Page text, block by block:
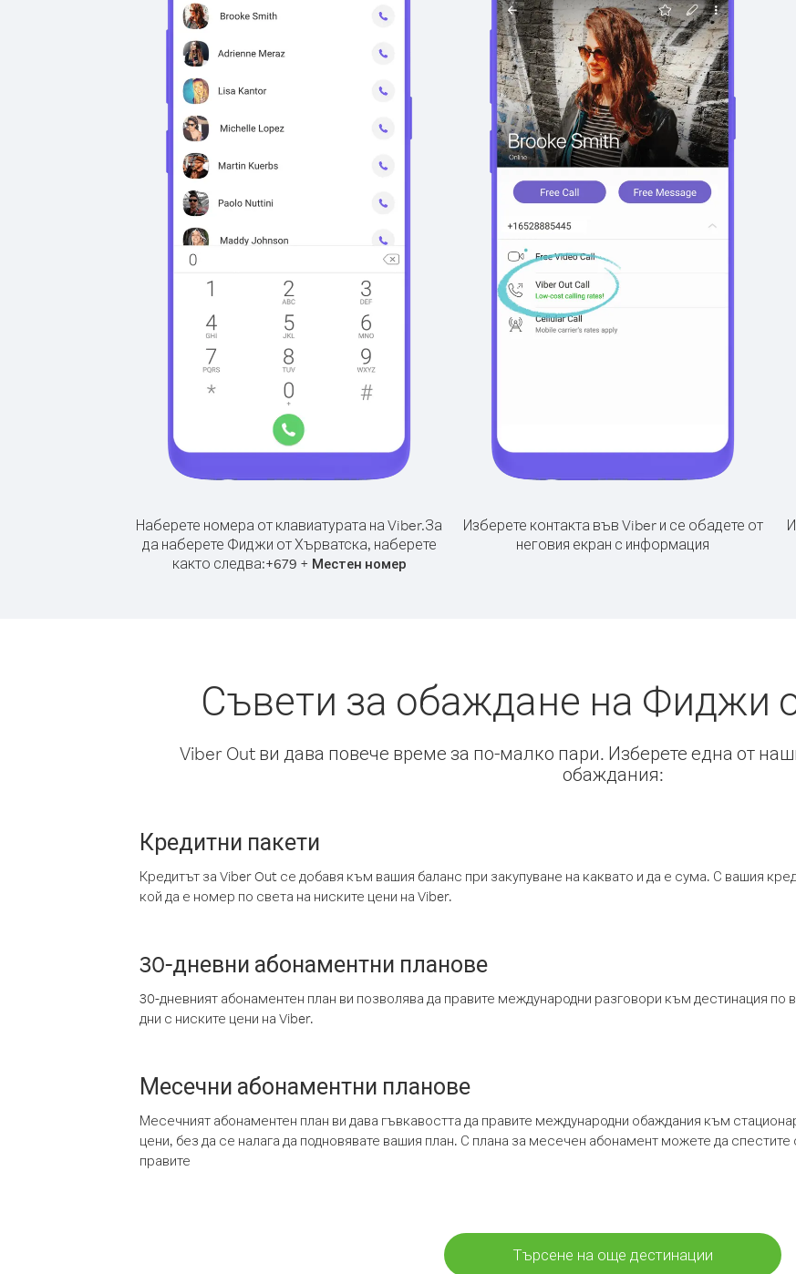
Наберете номера от клавиатурата на Viber.За
да наберете Фиджи от Хърватска, наберете
както следва:+679 + Местен номер
Изберете контакта във Viber и се обадете от
неговия екран с информация
Съвети за обаждане на Фиджи
Viber Out ви дава повече време за по-малко пари. Изберете една от
обаждания:
Кредитни пакети
Кредитът за Viber Out се добавя към вашия баланс при закупуване на каквато и да е сума. С вашия
кой да е номер по света на ниските цени на Viber.
30-дневни абонаментни планове
30-дневният абонаментен план ви позволява да правите международни разговори към дестинация по
дни с ниските цени на Viber.
Месечни абонаментни планове
Месечният абонаментен план ви дава гъвкавостта да правите международни обаждания към
цени, без да се налага да подновявате вашия план. С плана за месечен абонамент можете да
правите
Търсене на още дестинации